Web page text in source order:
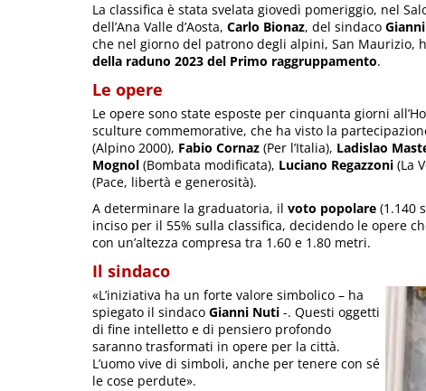
La classifica è stata svelata giovedì pomeriggio, nel
dell’Ana Valle d’Aosta, Carlo Bionaz, del sindaco
che nel giorno del patrono degli alpini, San Maurizio,
della raduno 2023 del Primo raggruppamento.
Le opere
Le opere sono state esposte per cinquanta giorni
sculture commemorative, che ha visto la
(Alpino 2000), Fabio Cornaz (Per l’Italia), Ladislao
Mognol (Bombata modificata), Luciano Regazzoni (La
(Pace, libertà e generosità).
A determinare la graduatoria, il voto popolare (1.140
inciso per il 55% sulla classifica, decidendo le opere
con un’altezza compresa tra 1.60 e 1.80 metri.
Il sindaco
«L’iniziativa ha un forte valore simbolico – ha
spiegato il sindaco Gianni Nuti -. Questi oggetti
di fine intelletto e di pensiero profondo
saranno trasformati in opere per la città.
L’uomo vive di simboli, anche per tenere con sé
le cose perdute».